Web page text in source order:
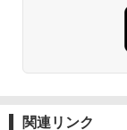
関連リンク